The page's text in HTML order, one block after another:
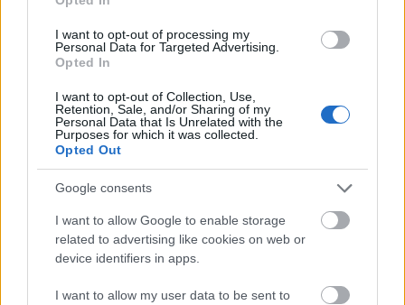
I want to opt-out of processing my
Personal Data for Targeted Advertising.
Opted In
I want to opt-out of Collection, Use,
Retention, Sale, and/or Sharing of my
Personal Data that Is Unrelated with the
Purposes for which it was collected.
Opted Out
Google consents
I want to allow Google to enable storage
related to advertising like cookies on web or
device identifiers in apps.
I want to allow my user data to be sent to
Megkezdődött az 5. blokk reaktorépületének alaplemez-
hogy a megváltozott gazdasági és geopolitikai környezetben
milyen feltételek mellett érdemes továbbvinni Magyarország
Elkészült a Liszt Ferenc repülőtér
közelében lévő logisztikai bázis út- és
Látlelet a hazai víziközművekről?
Egyetlen, fél évszázados vezetéken
múlt Bicske vízellátása